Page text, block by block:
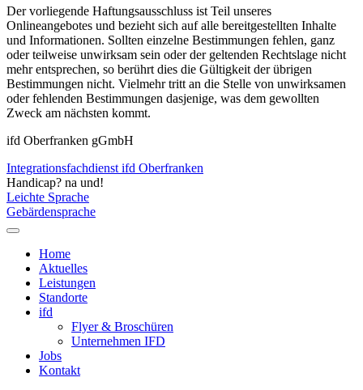
Der vorliegende Haftungsausschluss ist Teil unseres
Onlineangebotes und bezieht sich auf alle bereitgestellten Inhalte
und Informationen. Sollten einzelne Bestimmungen fehlen, ganz
oder teilweise unwirksam sein oder der geltenden Rechtslage nicht
mehr entsprechen, so berührt dies die Gültigkeit der übrigen
Bestimmungen nicht. Vielmehr tritt an die Stelle von unwirksamen
oder fehlenden Bestimmungen dasjenige, was dem gewollten
Zweck am nächsten kommt.
ifd Oberfranken gGmbH
Integrationsfachdienst ifd Oberfranken
Handicap? na und!
Leichte Sprache
Gebärdensprache
Home
Aktuelles
Leistungen
Standorte
ifd
Flyer & Broschüren
Unternehmen IFD
Jobs
Kontakt